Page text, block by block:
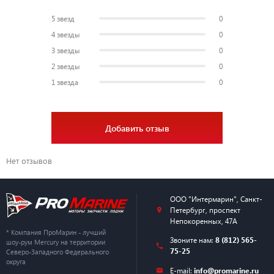
5 звезд
0
4 звезды
0
3 звезды
0
2 звезды
0
1 звезда
0
Добавить отзыв
Нет отзывов
* Компания ПроМарин - лучший
шоу-рум Mercury на территории
Северо-Западного Федерального
округа
ООО "Интермарин" Санкт-
Петербург, проспект
Непокоренных, 47А
Звоните нам: 8 (812) 565-
75-25
E-mail: info@promarine.ru